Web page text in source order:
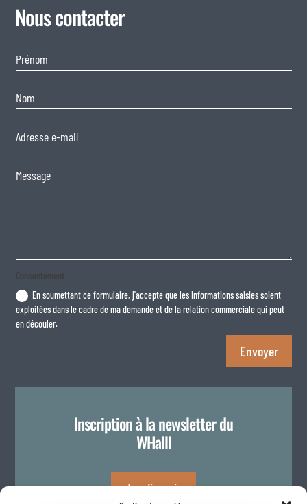
Nous contacter
Consentement
En soumettant ce formulaire, j'accepte que les informations saisies soient
exploitées dans le cadre de ma demande et de la relation commerciale qui peut
en découler.
Envoyer
Inscription à la newsletter du
WHalll
Je m'inscris